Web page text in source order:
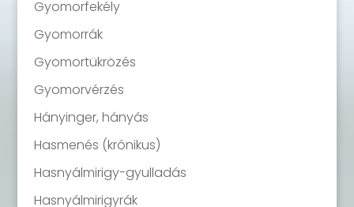
Gyomorfekély
Gyomorrák
Gyomortükrözés
Gyomorvérzés
Hányinger, hányás
Hasmenés (krónikus)
Hasnyálmirigy-gyulladás
Hasnyálmirigyrák